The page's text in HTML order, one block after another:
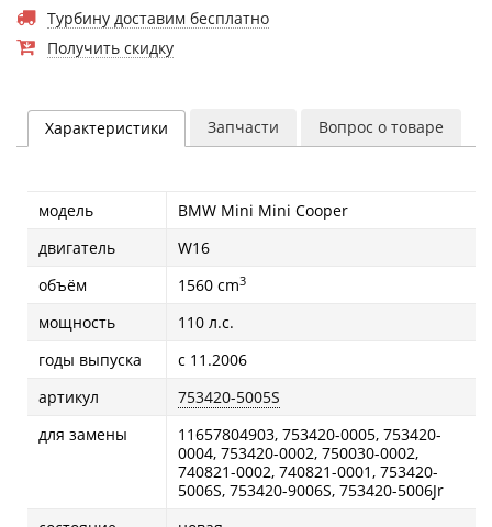
Турбину доставим бесплатно
Получить скидку
Характеристики Запчасти Вопрос о товаре
модель
BMW Mini Mini Cooper
двигатель
W16
объём
1560 cm3
мощность
110 л.с.
годы выпуска
с 11.2006
артикул
753420-5005S
для замены
11657804903, 753420-0005, 753420-
0004, 753420-0002, 750030-0002,
740821-0002, 740821-0001, 753420-
5006S, 753420-9006S, 753420-5006Jr